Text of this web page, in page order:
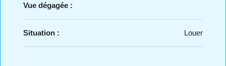
Vue dégagée :
Situation : Louer